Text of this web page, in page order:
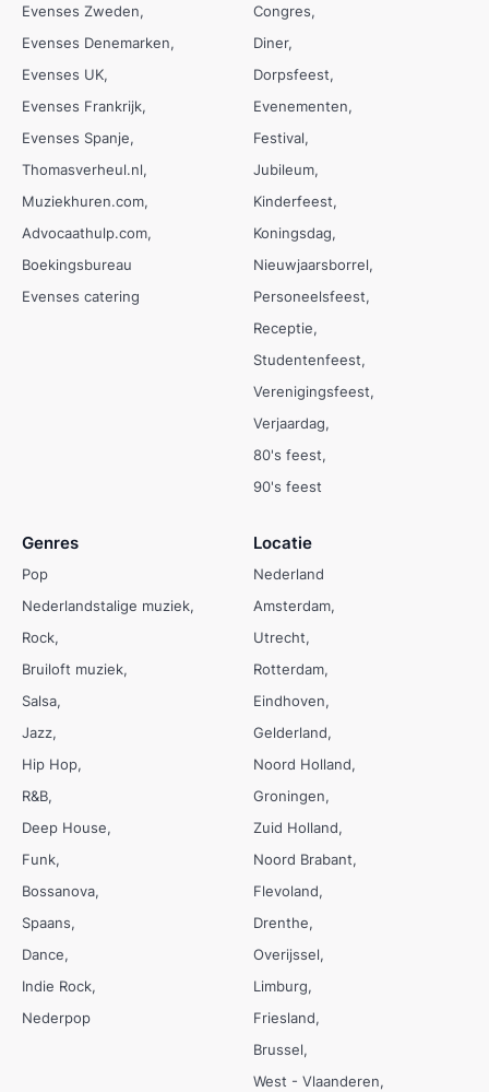
Evenses Zweden
Evenses Denemarken
Evenses UK
Evenses Frankrijk
Evenses Spanje
Thomasverheul.nl
Muziekhuren.com
Advocaathulp.com
Boekingsbureau
Evenses catering
Congres
Diner
Dorpsfeest
Evenementen
Festival
Jubileum
Kinderfeest
Koningsdag
Nieuwjaarsborrel
Personeelsfeest
Receptie
Studentenfeest
Verenigingsfeest
Verjaardag
80's feest
90's feest
Genres
Pop
Nederlandstalige muziek
Rock
Bruiloft muziek
Salsa
Jazz
Hip Hop
R&B
Deep House
Funk
Bossanova
Spaans
Dance
Indie Rock
Nederpop
Locatie
Nederland
Amsterdam
Utrecht
Rotterdam
Eindhoven
Gelderland
Noord Holland
Groningen
Zuid Holland
Noord Brabant
Flevoland
Drenthe
Overijssel
Limburg
Friesland
Brussel
West - Vlaanderen